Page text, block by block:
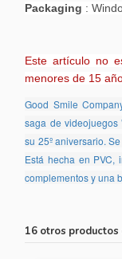
Packaging :
Este artículo no
menores de 15
Good Smile
saga de videojuegos
su 25º aniversario.
Está hecha en PVC,
complementos y una
16 otros productos